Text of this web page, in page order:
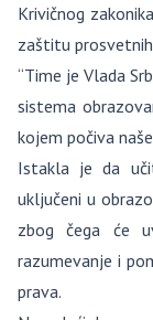
Krivičnog
zaštitu prosvetnih
“Time je Vlada
sistema
kojem počiva
Istakla je da
uključeni u
zbog čega će
razumevanje i
prava.